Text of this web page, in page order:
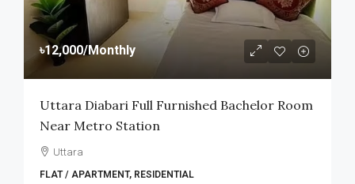
৳12,000/Monthly
Uttara Diabari Full Furnished Bachelor Room
Near Metro Station
Uttara
FLAT / APARTMENT, RESIDENTIAL